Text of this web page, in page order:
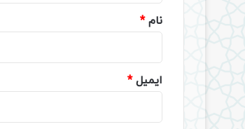
نام*
ایمیل*